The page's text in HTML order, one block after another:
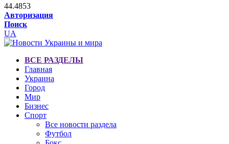
44.4853
Авторизация
Поиск
UA
ВСЕ РАЗДЕЛЫ
Главная
Украина
Город
Мир
Бизнес
Спорт
Все новости раздела
Футбол